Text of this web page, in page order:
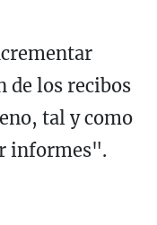
los recibos
tal y como
informes".